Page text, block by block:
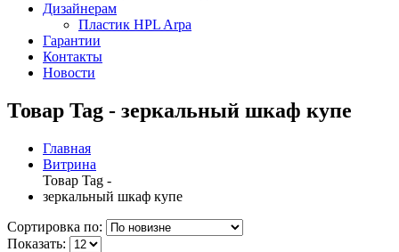
Дизайнерам
Пластик HPL Arpa
Гарантии
Контакты
Новости
Товар Tag - зеркальный шкаф купе
Главная
Витрина
Товар Tag -
зеркальный шкаф купе
Сортировка по:
Показать: